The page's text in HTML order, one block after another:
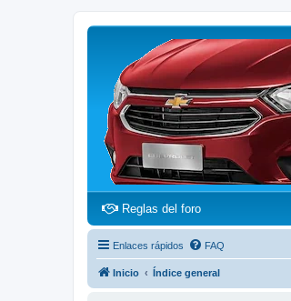
Reglas del foro(Opens a new tab)
Enlaces rápidos FAQ
Inicio Índice general